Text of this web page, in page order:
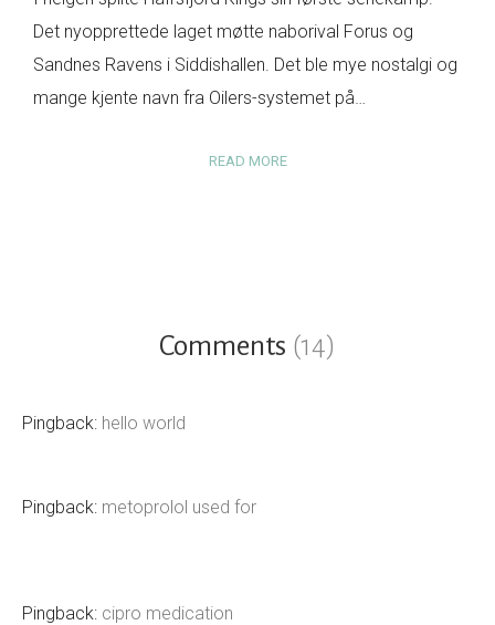
Det nyopprettede laget møtte naborival Forus og
Sandnes Ravens i Siddishallen. Det ble mye nostalgi og
mange kjente navn fra Oilers-systemet på…
READ MORE
Comments (14)
Pingback: hello world
Pingback: metoprolol used for
Pingback: cipro medication